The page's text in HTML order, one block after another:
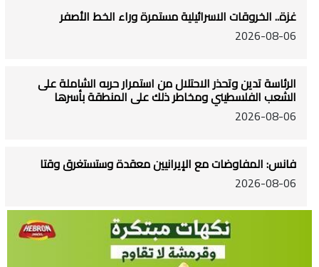
غزة.. الخروقات الاسرائيلية مستمرة وراء الخط الأصفر
2026-08-06
الرئاسة تدين وتحذر الاحتلال من استمرار حربه الشاملة على
الشعب الفلسطيني ومخاطر ذلك على المنطقة بأسرها
2026-08-06
فانس: المفاوضات مع الإيرانيين معقدة وستستغرق وقتا
2026-08-06